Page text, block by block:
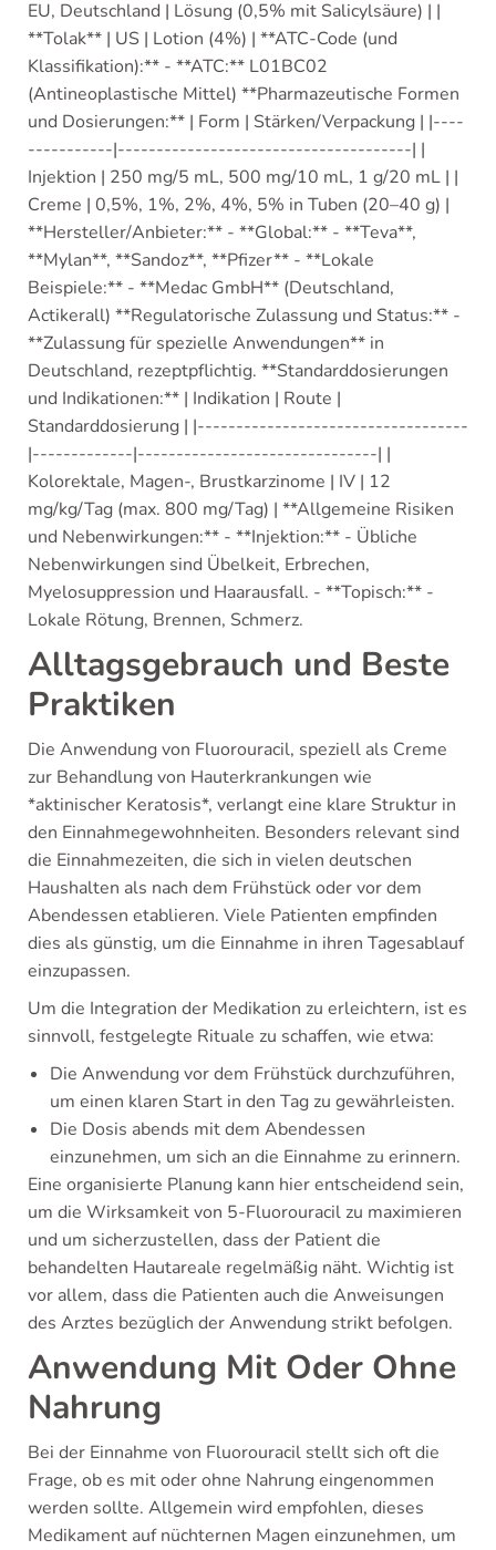
EU, Deutschland | Lösung (0,5% mit Salicylsäure) | |
**Tolak** | US | Lotion (4%) | **ATC-Code (und
Klassifikation):** - **ATC:** L01BC02
(Antineoplastische Mittel) **Pharmazeutische Formen
und Dosierungen:** | Form | Stärken/Verpackung | |----
-----------|--------------------------------------| |
Injektion | 250 mg/5 mL, 500 mg/10 mL, 1 g/20 mL | |
Creme | 0,5%, 1%, 2%, 4%, 5% in Tuben (20–40 g) |
**Hersteller/Anbieter:** - **Global:** - **Teva**,
**Mylan**, **Sandoz**, **Pfizer** - **Lokale
Beispiele:** - **Medac GmbH** (Deutschland,
Actikerall) **Regulatorische Zulassung und Status:** -
**Zulassung für spezielle Anwendungen** in
Deutschland, rezeptpflichtig. **Standarddosierungen
und Indikationen:** | Indikation | Route |
Standarddosierung | |-----------------------------------
|-------------|-------------------------------| |
Kolorektale, Magen-, Brustkarzinome | IV | 12
mg/kg/Tag (max. 800 mg/Tag) | **Allgemeine Risiken
und Nebenwirkungen:** - **Injektion:** - Übliche
Nebenwirkungen sind Übelkeit, Erbrechen,
Myelosuppression und Haarausfall. - **Topisch:** -
Lokale Rötung, Brennen, Schmerz.
Alltagsgebrauch und Beste
Praktiken
Die Anwendung von Fluorouracil, speziell als Creme
zur Behandlung von Hauterkrankungen wie
*aktinischer Keratosis*, verlangt eine klare Struktur in
den Einnahmegewohnheiten. Besonders relevant sind
die Einnahmezeiten, die sich in vielen deutschen
Haushalten als nach dem Frühstück oder vor dem
Abendessen etablieren. Viele Patienten empfinden
dies als günstig, um die Einnahme in ihren Tagesablauf
einzupassen.
Um die Integration der Medikation zu erleichtern, ist es
sinnvoll, festgelegte Rituale zu schaffen, wie etwa:
Die Anwendung vor dem Frühstück durchzuführen,
um einen klaren Start in den Tag zu gewährleisten.
Die Dosis abends mit dem Abendessen
einzunehmen, um sich an die Einnahme zu erinnern.
Eine organisierte Planung kann hier entscheidend sein,
um die Wirksamkeit von 5-Fluorouracil zu maximieren
und um sicherzustellen, dass der Patient die
behandelten Hautareale regelmäßig näht. Wichtig ist
vor allem, dass die Patienten auch die Anweisungen
des Arztes bezüglich der Anwendung strikt befolgen.
Anwendung Mit Oder Ohne
Nahrung
Bei der Einnahme von Fluorouracil stellt sich oft die
Frage, ob es mit oder ohne Nahrung eingenommen
werden sollte. Allgemein wird empfohlen, dieses
Medikament auf nüchternen Magen einzunehmen, um